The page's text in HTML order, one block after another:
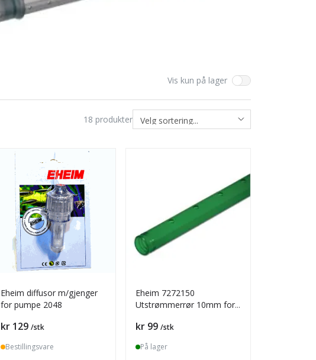
Vis kun på lager
18 produkter
Eheim diffusor m/gjenger
for pumpe 2048
Pris
kr 129 /stk
Bestillingsvare
Eheim 7272150
Utstrømmerrør 10mm for
Pris
kr 99 /stk
På lager